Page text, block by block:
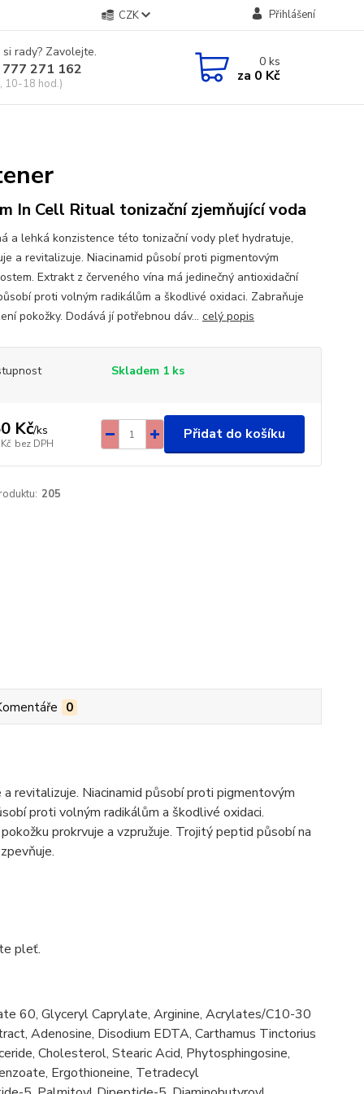
CZK Přihlášení
rady? Zavolejte.
271 162
10-18 hod.)
0ks
za 0 Kč
In Cell Ritual tonizační zjemňující voda
a lehká konzistence této tonizační vody pleť hydratuje,
a revitalizuje. Niacinamid působí proti pigmentovým
Extrakt z červeného vína má jedinečný antioxidační
proti volným radikálům a škodlivé oxidaci. Zabraňuje
pokožky. Dodává jí potřebnou dáv... celý popis
Skladem 1 ks
Kč/ks
bez DPH
Přidat do košíku
205
0
revitalizuje. Niacinamid působí proti pigmentovým
proti volným radikálům a škodlivé oxidaci.
prokrvuje a vzpružuje. Trojitý peptid působí na
pleť.
60, Glyceryl Caprylate, Arginine, Acrylates/C10-30
Adenosine, Disodium EDTA, Carthamus Tinctorius
Cholesterol, Stearic Acid, Phytosphingosine,
Ergothioneine, Tetradecyl